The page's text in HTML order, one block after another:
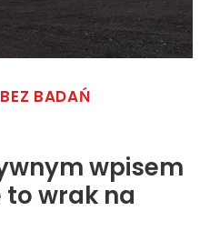
BADAŃ
wpisem
to wrak na